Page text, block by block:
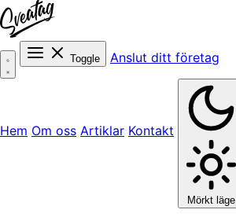
Toggle Anslut ditt företag
Hem Om oss Artiklar Kontakt
Mörkt läge